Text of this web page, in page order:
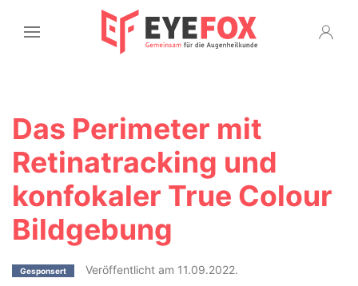
Das Perimeter mit
Retinatracking und
konfokaler True Colour
Bildgebung
Gesponsert Veröffentlicht am 11.09.2022.